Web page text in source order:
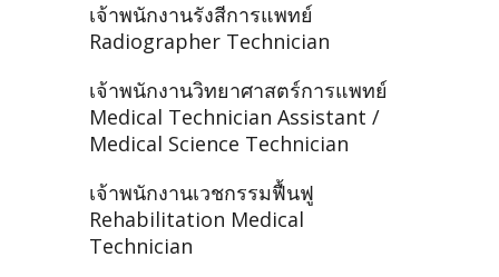
เจ้าพนักงานรังสีการแพทย์
Radiographer Technician
เจ้าพนักงานวิทยาศาสตร์การแพทย์
Medical Technician Assistant /
Medical Science Technician
เจ้าพนักงานเวชกรรมฟื้นฟู
Rehabilitation Medical
Technician